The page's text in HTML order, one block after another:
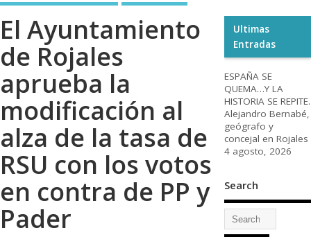
El Ayuntamiento
de Rojales
aprueba la
modificación al
alza de la tasa de
RSU con los votos
en contra de PP y
Pader
Ultimas
Entradas
ESPAÑA SE
QUEMA…Y LA
HISTORIA SE REPITE.
Alejandro Bernabé,
geógrafo y
concejal en Rojales
4 agosto, 2026
Search